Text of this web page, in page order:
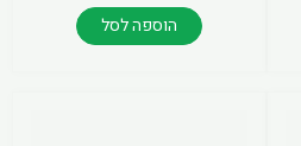
הוספה לסל